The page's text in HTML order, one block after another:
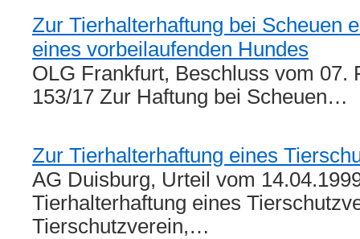
Zur Tierhalterhaftung bei Scheuen
eines vorbeilaufenden Hundes
OLG Frankfurt, Beschluss vom 07.
153/17 Zur Haftung bei Scheuen…
Zur Tierhalterhaftung eines
AG Duisburg, Urteil vom
Tierhalterhaftung eines
Tierschutzverein,…